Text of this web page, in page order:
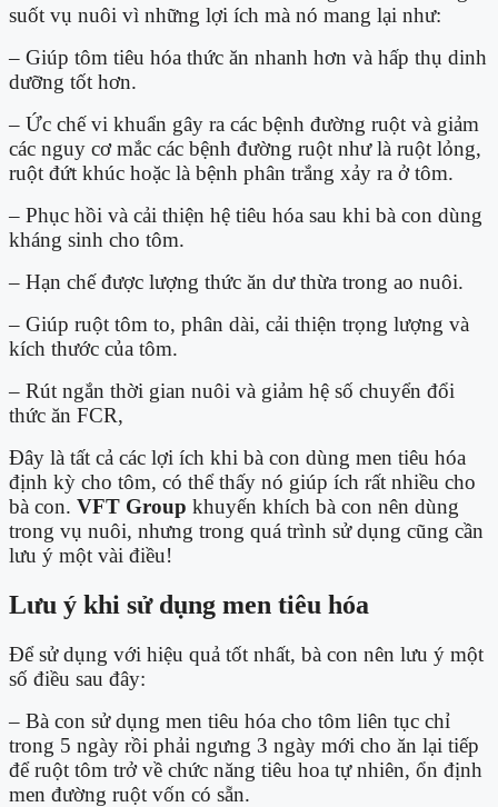
suốt vụ nuôi vì những lợi ích mà nó mang lại như:
– Giúp tôm tiêu hóa thức ăn nhanh hơn và hấp thụ dinh
dưỡng tốt hơn.
– Ức chế vi khuẩn gây ra các bệnh đường ruột và giảm
các nguy cơ mắc các bệnh đường ruột như là ruột lỏng,
ruột đứt khúc hoặc là bệnh phân trắng xảy ra ở tôm.
– Phục hồi và cải thiện hệ tiêu hóa sau khi bà con dùng
kháng sinh cho tôm.
– Hạn chế được lượng thức ăn dư thừa trong ao nuôi.
– Giúp ruột tôm to, phân dài, cải thiện trọng lượng và
kích thước của tôm.
– Rút ngắn thời gian nuôi và giảm hệ số chuyển đổi
thức ăn FCR,
Đây là tất cả các lợi ích khi bà con dùng men tiêu hóa
định kỳ cho tôm, có thể thấy nó giúp ích rất nhiều cho
bà con. VFT Group khuyến khích bà con nên dùng
trong vụ nuôi, nhưng trong quá trình sử dụng cũng cần
lưu ý một vài điều!
Lưu ý khi sử dụng men tiêu hóa
Để sử dụng với hiệu quả tốt nhất, bà con nên lưu ý một
số điều sau đây:
– Bà con sử dụng men tiêu hóa cho tôm liên tục chỉ
trong 5 ngày rồi phải ngưng 3 ngày mới cho ăn lại tiếp
để ruột tôm trở về chức năng tiêu hoa tự nhiên, ổn định
men đường ruột vốn có sẵn.